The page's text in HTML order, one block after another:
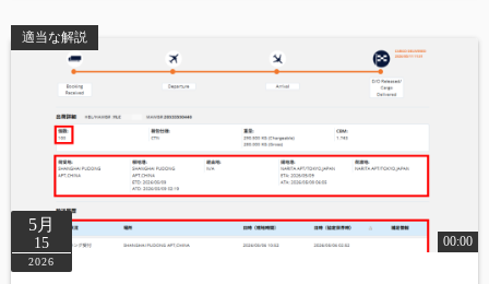
適当な解説
5月
15
2026
00:00